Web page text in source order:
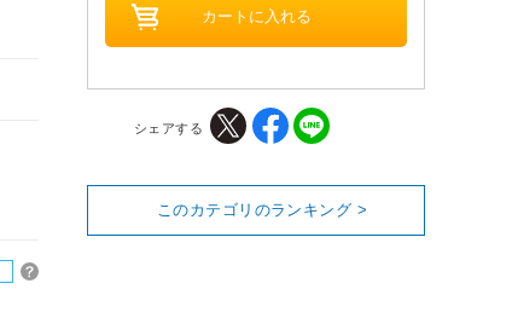
シェアする
このカテゴリのランキング >